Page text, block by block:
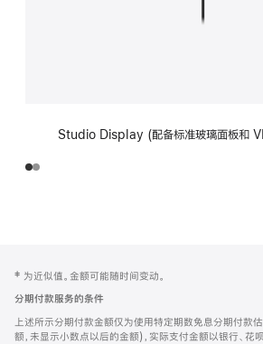
Studio Display (配备标准玻璃面板和
页
页
脚
注
‡ 为近似值。金额可能随时间变动。
分期付款服务的条件
上述所示分期付款金额仅为使用特定期数免息分期付款
额，未显示小数点以后的金额)，实际支付金额以银行、花